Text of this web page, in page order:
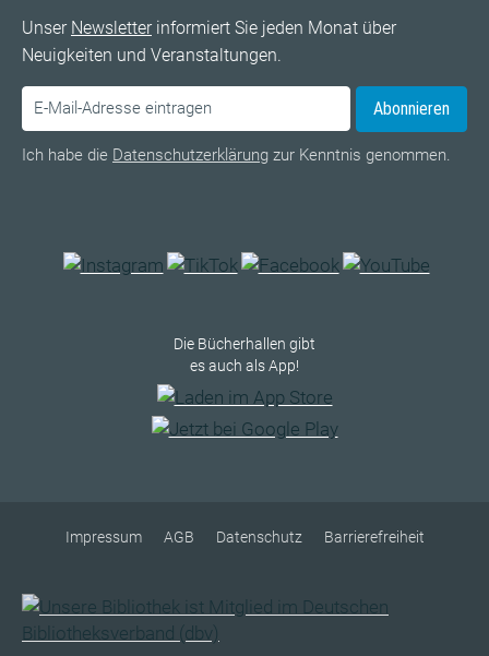
Unser Newsletterinformiert Sie jeden Monat über
Neuigkeiten und Veranstaltungen.
Abonnieren
Ich habe die Datenschutzerklärung zur Kenntnis genommen.
Die Bücherhallen gibt
es auch als App!
Impressum AGB Datenschutz Barrierefreiheit